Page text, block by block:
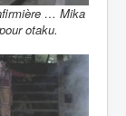
… Mika
otaku.